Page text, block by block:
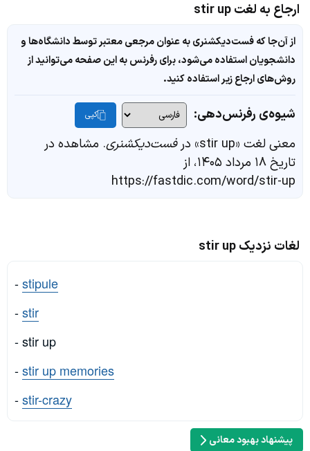
ارجاع به لغت stir up
از آن‌جا که فست‌دیکشنری به عنوان مرجعی معتبر توسط دانشگاه‌ها و
دانشجویان استفاده می‌شود، برای رفرنس به این صفحه می‌توانید از
روش‌های ارجاع زیر استفاده کنید.
شیوه‌ی رفرنس‌دهی: کپی
معنی لغت «stir up» در فست‌دیکشنری. مشاهده در
تاریخ ۱۸ مرداد ۱۴۰۵، از
https://fastdic.com/word/stir-up
لغات نزدیک stir up
-stipule
-stir
- stir up
-stir up memories
-stir-crazy
پیشنهاد بهبود معانی